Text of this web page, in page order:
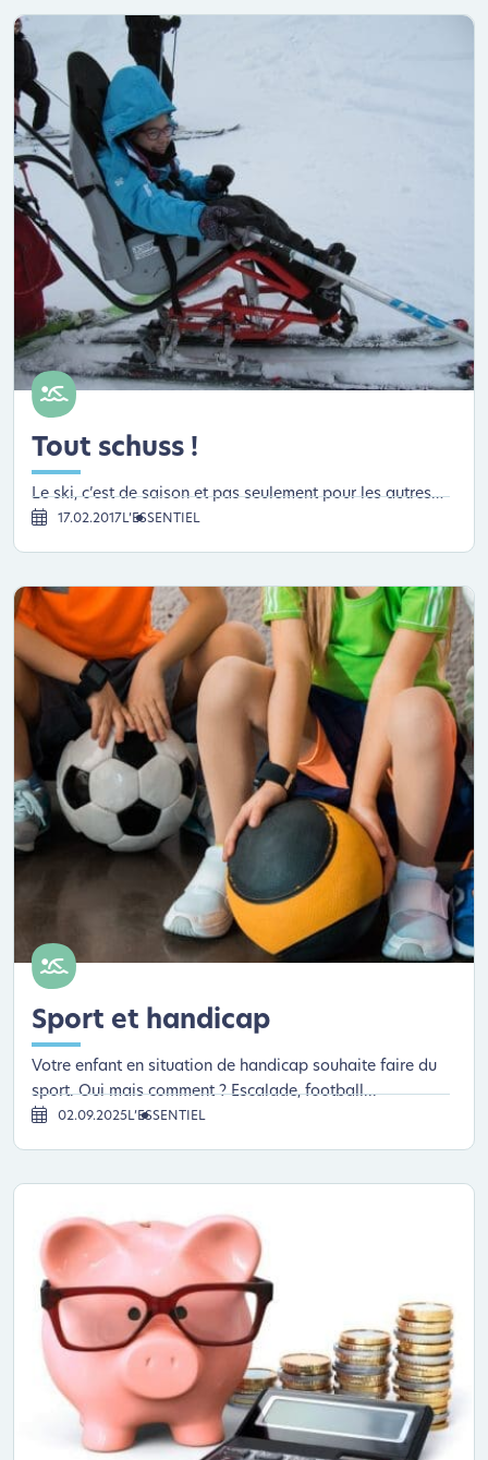
Tout schuss !
Le ski, c’est de saison et pas seulement pour les autres…
17.02.2017 L’ESSENTIEL
Sport et handicap
Votre enfant en situation de handicap souhaite faire du
sport. Oui mais comment ? Escalade, football...
02.09.2025 L’ESSENTIEL